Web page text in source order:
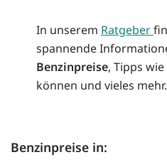
In unserem Ratgeber
spannende
Benzinpreise, Tipps
können und vieles mehr.
Benzinpreise in: